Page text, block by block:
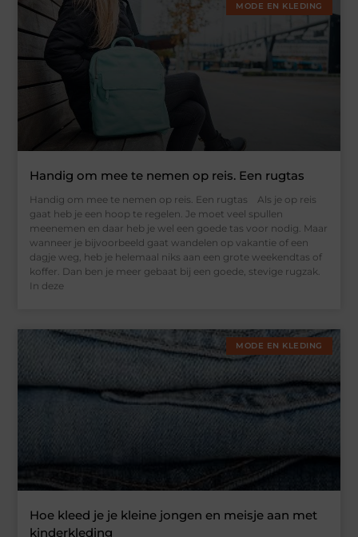
MODE EN KLEDING
Handig om mee te nemen op reis. Een rugtas
Handig om mee te nemen op reis. Een rugtas Als je op reis
gaat heb je een hoop te regelen. Je moet veel spullen
meenemen en daar heb je wel een goede tas voor nodig. Maar
wanneer je bijvoorbeeld gaat wandelen op vakantie of een
dagje weg, heb je helemaal niks aan een grote weekendtas of
koffer. Dan ben je meer gebaat bij een goede, stevige rugzak.
In deze
MODE EN KLEDING
Hoe kleed je je kleine jongen en meisje aan met
kinderkleding